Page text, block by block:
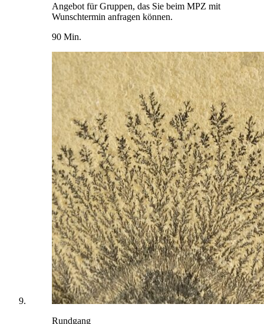
Angebot für Gruppen, das Sie beim MPZ mit
Wunschtermin anfragen können.
90 Min.
Rundgang